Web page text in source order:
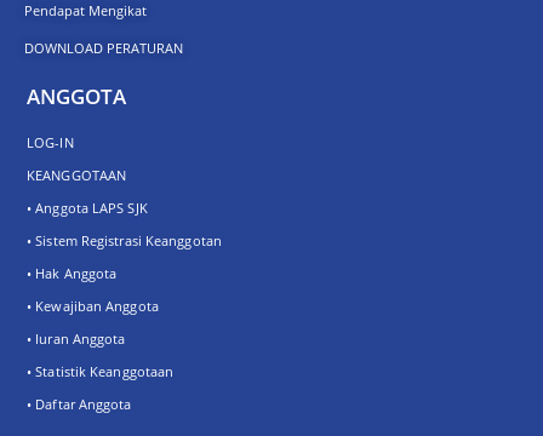
Pendapat Mengikat
DOWNLOAD PERATURAN
ANGGOTA
LOG-IN
KEANGGOTAAN
• Anggota LAPS SJK
• Sistem Registrasi Keanggotan
• Hak Anggota
• Kewajiban Anggota
• Iuran Anggota
• Statistik Keanggotaan
• Daftar Anggota